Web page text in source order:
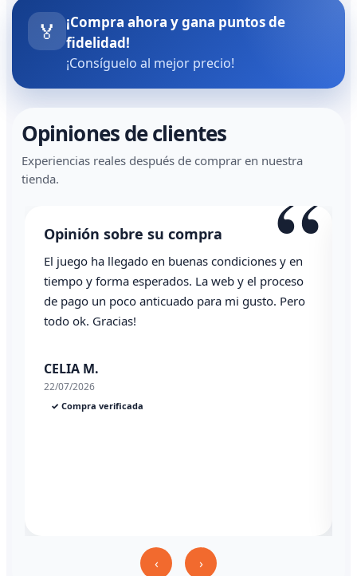
🏅
¡Compra ahora y gana puntos de
fidelidad!
¡Consíguelo al mejor precio!
Opiniones de clientes
Experiencias reales después de comprar en nuestra
tienda.
‹
“
Opinión sobre su compra
El juego ha llegado en buenas condiciones y en
tiempo y forma esperados. La web y el proceso
de pago un poco anticuado para mi gusto. Pero
todo ok. Gracias!
CELIA M.
22/07/2026
✓ Compra verificada
›